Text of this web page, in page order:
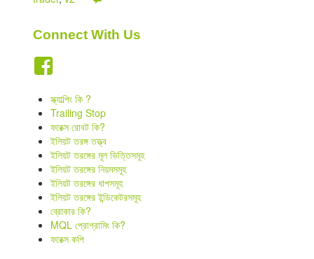
Connect With Us
স্ক্যাল্পিং কি ?
Trailing Stop
ফরেক্স রোবট কি?
ইলিয়ট তরঙ্গ তত্ত্ব
ইলিয়ট তরঙ্গের মূল ভিত্তিসমূহ
ইলিয়ট তরঙ্গের নিয়মসমূহ
ইলিয়ট তরঙ্গের ধাপসমূহ
ইলিয়ট তরঙ্গের ইন্ডিকেটরসমূহ
ব্রোকার কি?
MQL প্রোগ্রামিং কি?
ফরেক্স কপি